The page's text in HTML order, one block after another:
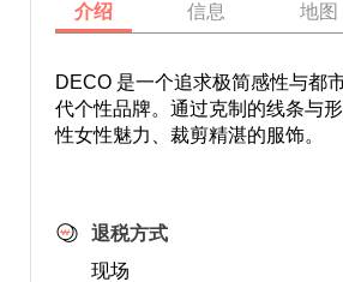
介绍 信息 地图
DECO 是一个追求极简感性与都
代个性品牌。通过克制的线条与
性女性魅力、裁剪精湛的服饰。
退税方式
现场